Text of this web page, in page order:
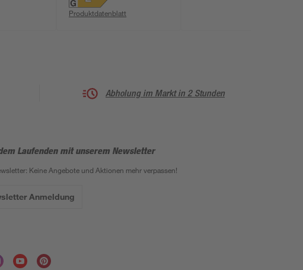
Produktdatenblatt
Abholung im Markt in 2 Stunden
Laufenden mit unserem Newsletter
Keine Angebote und Aktionen mehr verpassen!
Anmeldung